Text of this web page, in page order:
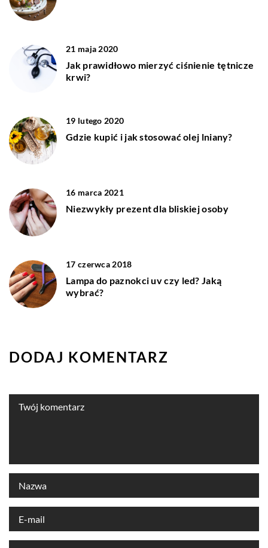
21 maja 2020
Jak prawidłowo mierzyć ciśnienie tętnicze
krwi?
19 lutego 2020
Gdzie kupić i jak stosować olej lniany?
16 marca 2021
Niezwykły prezent dla bliskiej osoby
17 czerwca 2018
Lampa do paznokci uv czy led? Jaką
wybrać?
DODAJ KOMENTARZ